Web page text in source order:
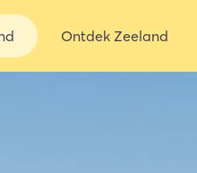
Ontdek Zeeland